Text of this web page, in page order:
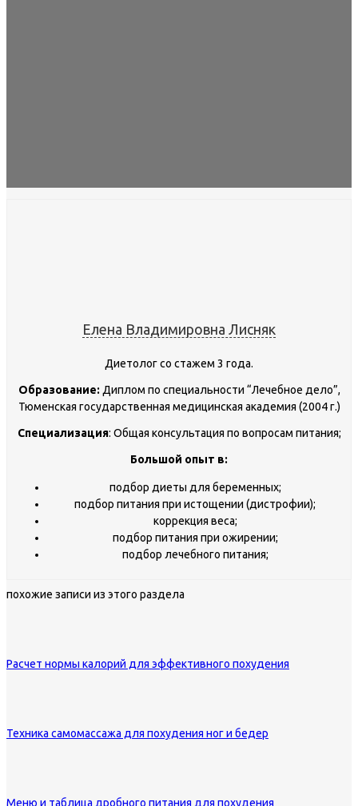
Елена Владимировна Лисняк
Диетолог со стажем 3 года.
Образование: Диплом по специальности “Лечебное дело”,
Тюменская государственная медицинская академия (2004 г.)
Специализация: Общая консультация по вопросам питания;
Большой опыт в:
подбор диеты для беременных;
подбор питания при истощении (дистрофии);
коррекция веса;
подбор питания при ожирении;
подбор лечебного питания;
похожие записи из этого раздела
Расчет нормы калорий для эффективного похудения
Техника самомассажа для похудения ног и бедер
Меню и таблица дробного питания для похудения